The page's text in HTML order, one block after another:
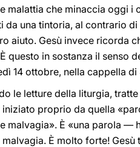
malattia che minaccia oggi
da una tintoria, al contrario
aiuto. Gesù invece ricorda
questo in sostanza il senso
14 ottobre, nella cappella di
le letture della liturgia,
iniziato proprio da quella
malvagia». È «una parola —
È molto forte!